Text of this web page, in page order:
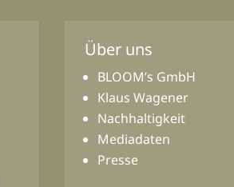
Über uns
BLOOM’s GmbH
Klaus Wagener
Nachhaltigkeit
Mediadaten
Presse